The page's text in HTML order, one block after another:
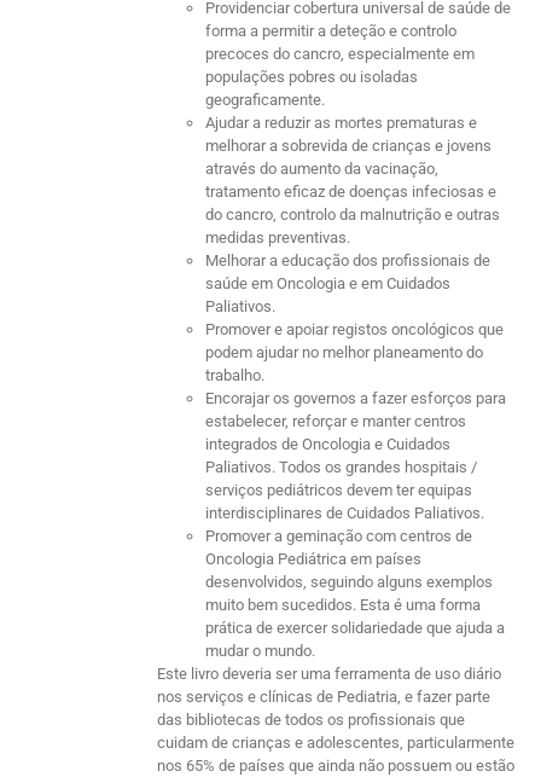
Providenciar cobertura universal de saúde de
forma a permitir a deteção e controlo
precoces do cancro, especialmente em
populações pobres ou isoladas
geograficamente.
Ajudar a reduzir as mortes prematuras e
melhorar a sobrevida de crianças e jovens
através do aumento da vacinação,
tratamento eficaz de doenças infeciosas e
do cancro, controlo da malnutrição e outras
medidas preventivas.
Melhorar a educação dos profissionais de
saúde em Oncologia e em Cuidados
Paliativos.
Promover e apoiar registos oncológicos que
podem ajudar no melhor planeamento do
trabalho.
Encorajar os governos a fazer esforços para
estabelecer, reforçar e manter centros
integrados de Oncologia e Cuidados
Paliativos. Todos os grandes hospitais /
serviços pediátricos devem ter equipas
interdisciplinares de Cuidados Paliativos.
Promover a geminação com centros de
Oncologia Pediátrica em países
desenvolvidos, seguindo alguns exemplos
muito bem sucedidos. Esta é uma forma
prática de exercer solidariedade que ajuda a
mudar o mundo.
Este livro deveria ser uma ferramenta de uso diário
nos serviços e clínicas de Pediatria, e fazer parte
das bibliotecas de todos os profissionais que
cuidam de crianças e adolescentes, particularmente
nos 65% de países que ainda não possuem ou estão